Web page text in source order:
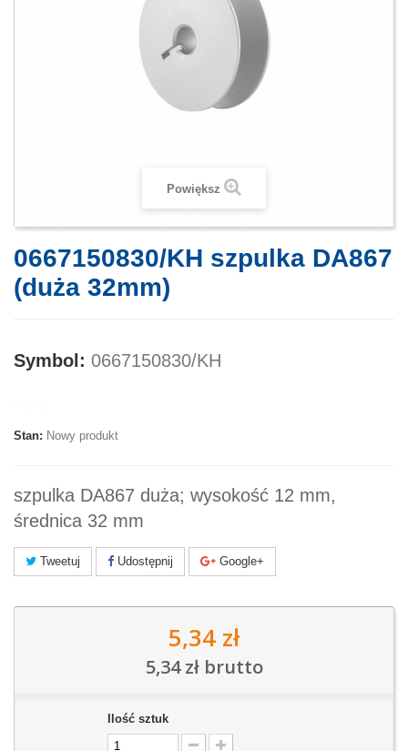
Powiększ
0667150830/KH szpulka DA867
(duża 32mm)
Symbol: 0667150830/KH
Stan: Nowy produkt
szpulka DA867 duża; wysokość 12 mm,
średnica 32 mm
Tweetuj Udostępnij Google+
5,34 zł
5,34 złbrutto
Ilość sztuk